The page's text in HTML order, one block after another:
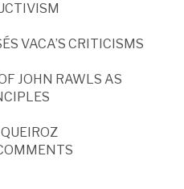
VACA’S CRITICISMS
JOHN RAWLS AS